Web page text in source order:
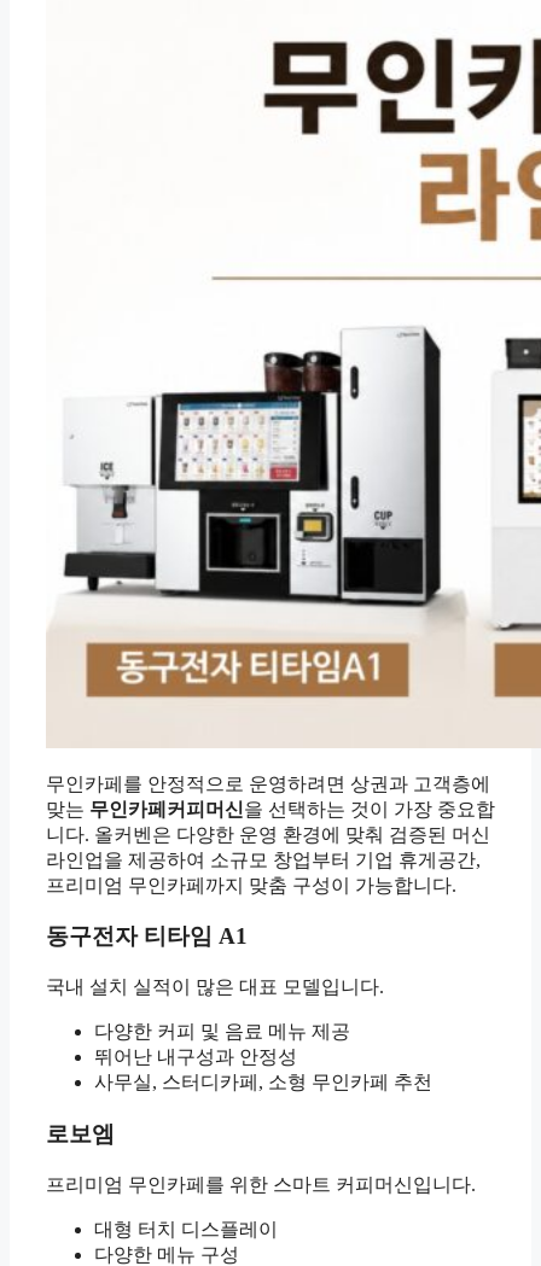
무인카페를 안정적으로 운영하려면 상권과 고객층에
맞는 무인카페커피머신을 선택하는 것이 가장 중요합
니다. 올커벤은 다양한 운영 환경에 맞춰 검증된 머신
라인업을 제공하여 소규모 창업부터 기업 휴게공간,
프리미엄 무인카페까지 맞춤 구성이 가능합니다.
동구전자 티타임 A1
국내 설치 실적이 많은 대표 모델입니다.
다양한 커피 및 음료 메뉴 제공
뛰어난 내구성과 안정성
사무실, 스터디카페, 소형 무인카페 추천
로보엠
프리미엄 무인카페를 위한 스마트 커피머신입니다.
대형 터치 디스플레이
다양한 메뉴 구성